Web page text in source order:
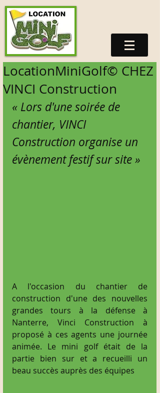
LocationMiniGolf© CHEZ
VINCI Construction
« Lors d'une soirée de
chantier, VINCI
Construction organise un
évènement festif sur site »
A l'occasion du chantier de
construction d'une des nouvelles
grandes tours à la défense à
Nanterre, Vinci Construction à
proposé à ces agents une journée
animée. Le mini golf était de la
partie bien sur et a recueilli un
beau succès auprès des équipes